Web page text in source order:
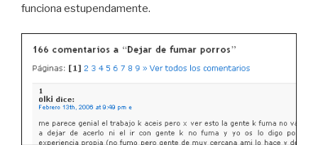
funciona estupendamente.